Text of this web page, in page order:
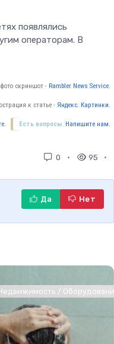
появлялись
операторам. В
скриншот - Rambler News Service.
к статье - Яндекс. Картинки.
Есть вопросы. Напишите нам.
0 95
Да Нет
/